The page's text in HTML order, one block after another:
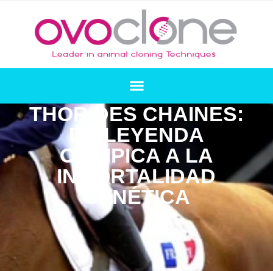
THOR DES CHAINES:
DE LEYENDA
OLÍMPICA A LA
INMORTALIDAD
GENÉTICA